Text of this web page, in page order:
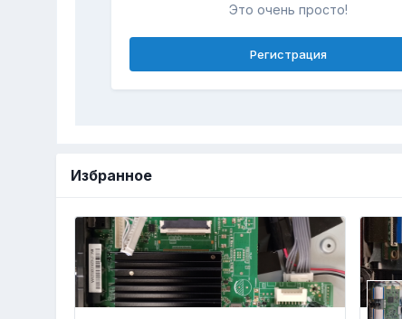
Это очень просто!
Регистрация
Избранное